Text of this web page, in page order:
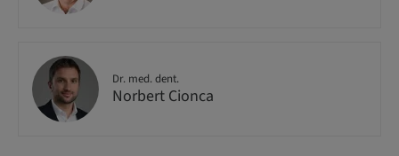
Dr. med. dent.
Norbert Cionca